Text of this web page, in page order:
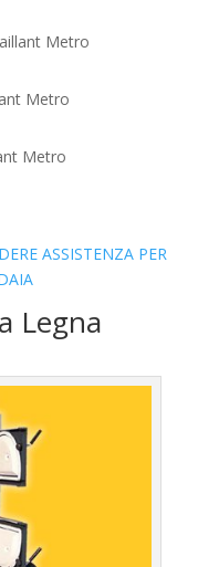
Metro
Metro
Metro
ASSISTENZA PER
Legna